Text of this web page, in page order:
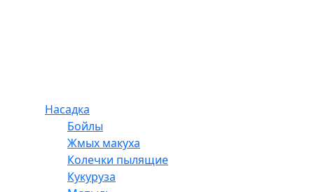
Насадка
Бойлы
Жмых макуха
Колечки пылящие
Кукуруза